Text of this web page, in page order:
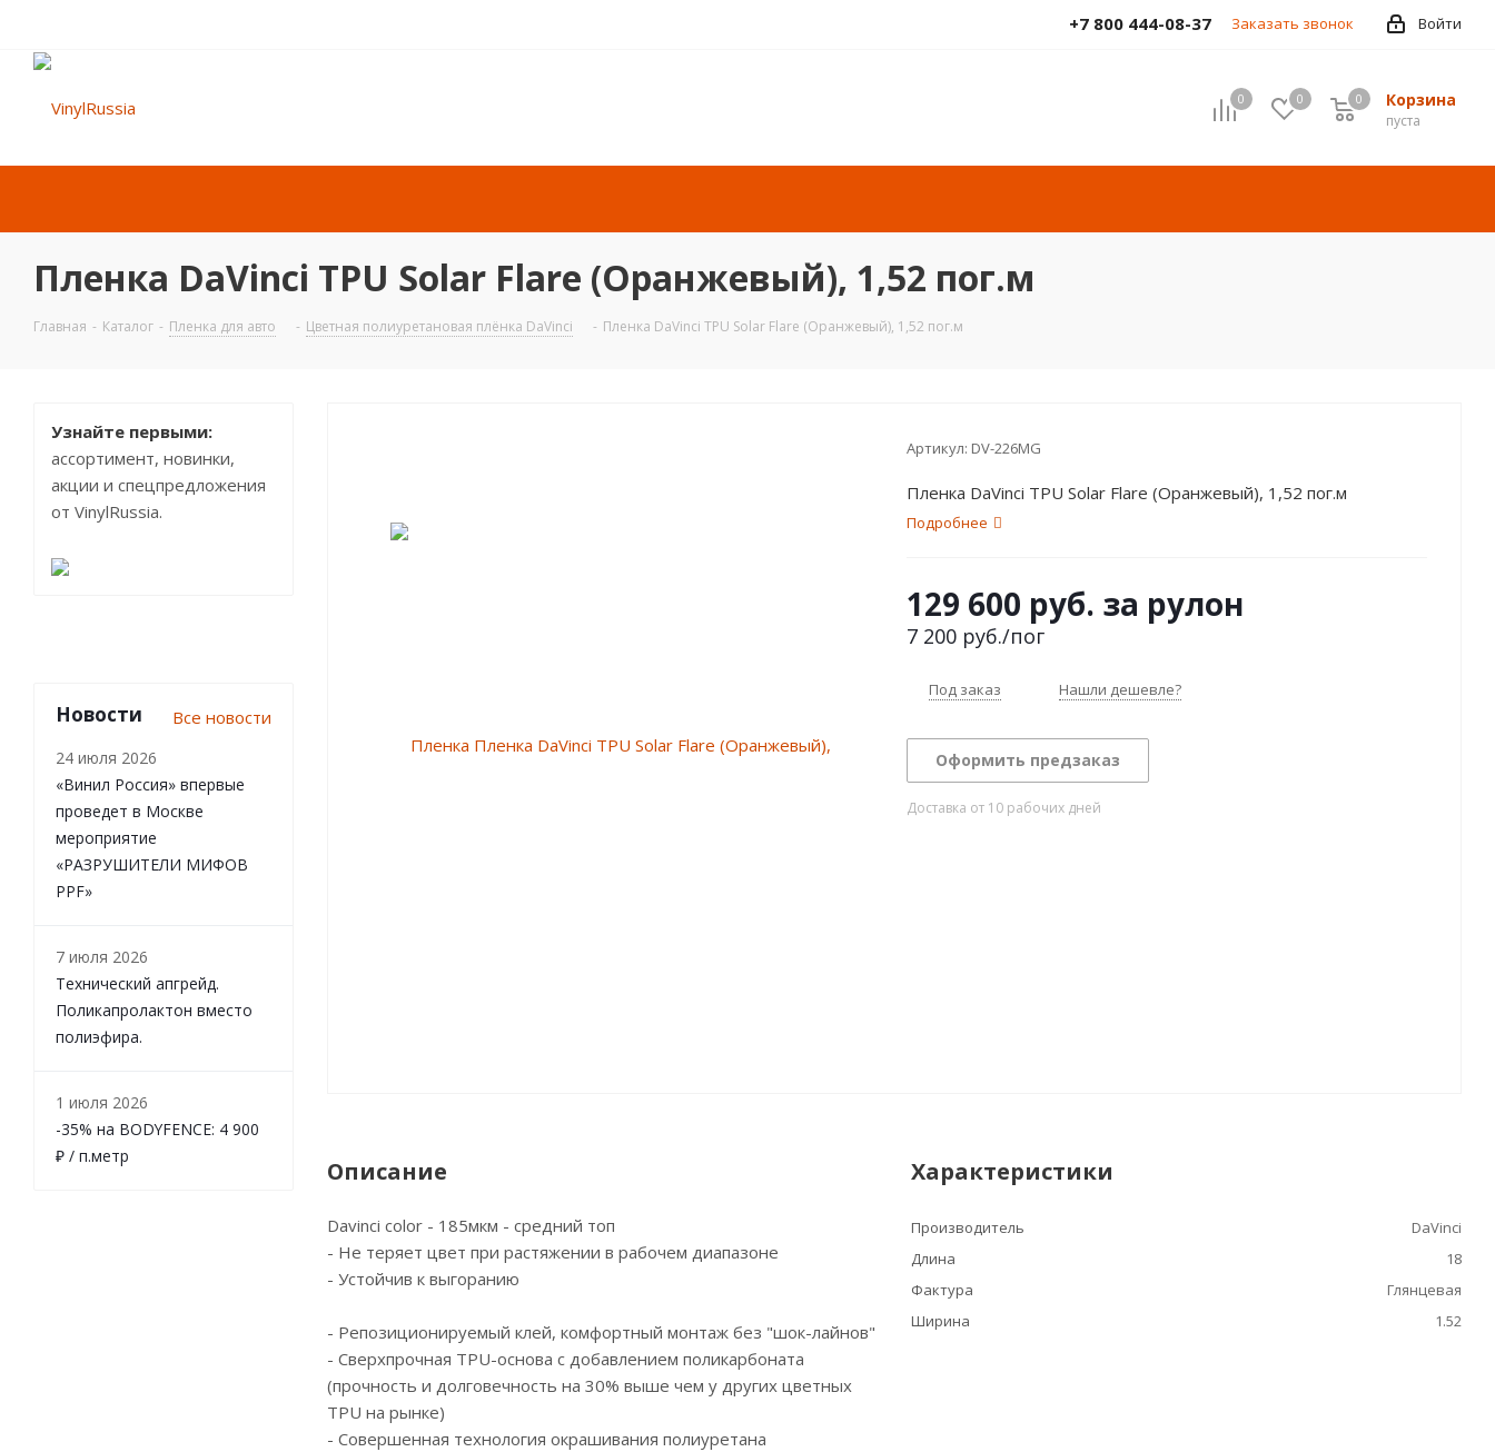
Войти
+7 800 444-08-37 Заказать звонок
0 0 Корзина
пуста
0
Пленка DaVinci TPU Solar Flare (Оранжевый), 1,52 пог.м
Главная - Каталог - Пленка для авто - Цветная полиуретановая плёнка DaVinci - Пленка DaVinci TPU Solar Flare (Оранжевый), 1,52 пог.м
Артикул: DV-226MG
Пленка DaVinci TPU Solar Flare (Оранжевый), 1,52 пог.м
Подробнее
129 600 руб. за рулон
7 200 руб./пог
Под заказ Нашли дешевле?
Оформить предзаказ
Доставка от 10 рабочих дней
Описание
Davinci color - 185мкм - средний топ
- Не теряет цвет при растяжении в рабочем диапазоне
- Устойчив к выгоранию
- Репозиционируемый клей, комфортный монтаж без "шок-лайнов"
- Сверхпрочная TPU-основа с добавлением поликарбоната
(прочность и долговечность на 30% выше чем у других цветных
TPU на рынке)
- Cовершенная технология окрашивания полиуретана
Характеристики
Производитель
DaVinci
Длина
18
Фактура
Глянцевая
Ширина
1.52
Узнайте первыми:
ассортимент, новинки,
акции и спецпредложения
от VinylRussia.
Новости Все новости
24 июля 2026
«Винил Россия» впервые
проведет в Москве
мероприятие
«РАЗРУШИТЕЛИ МИФОВ
PPF»
7 июля 2026
Технический апгрейд.
Поликапролактон вместо
полиэфира.
1 июля 2026
-35% на BODYFENCE: 4 900
₽ / п.метр